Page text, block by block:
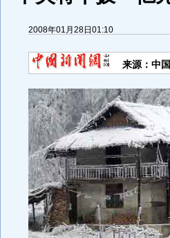
2008年01月28日01:10
来源：中